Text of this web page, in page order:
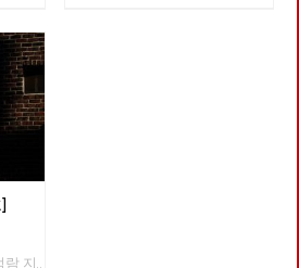
‘당
하여
준히
다. 주
한,
한 변
정
부적
둘이
의
기
매년
됐고
줄여
지도
적
극
다는
싶은
가
. 즉,
순
다는
문
가
류학
프랑
데 중
프
하며
나타
관
적
비판
하
열
찾
[증
람 지